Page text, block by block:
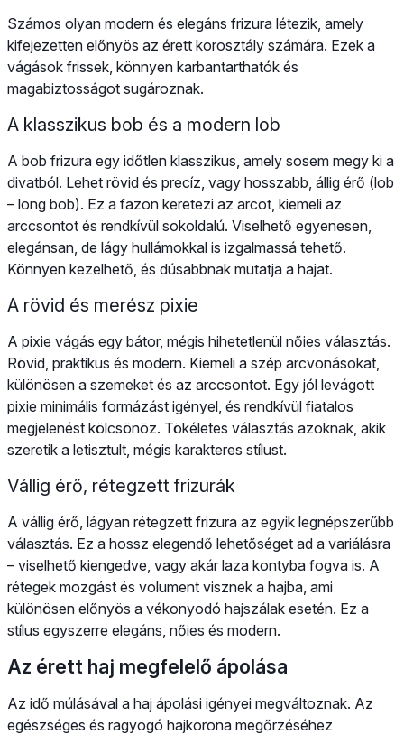
Számos olyan modern és elegáns frizura létezik, amely
kifejezetten előnyös az érett korosztály számára. Ezek a
vágások frissek, könnyen karbantarthatók és
magabiztosságot sugároznak.
A klasszikus bob és a modern lob
A bob frizura egy időtlen klasszikus, amely sosem megy ki a
divatból. Lehet rövid és precíz, vagy hosszabb, állig érő (lob
– long bob). Ez a fazon keretezi az arcot, kiemeli az
arccsontot és rendkívül sokoldalú. Viselhető egyenesen,
elegánsan, de lágy hullámokkal is izgalmassá tehető.
Könnyen kezelhető, és dúsabbnak mutatja a hajat.
A rövid és merész pixie
A pixie vágás egy bátor, mégis hihetetlenül nőies választás.
Rövid, praktikus és modern. Kiemeli a szép arcvonásokat,
különösen a szemeket és az arccsontot. Egy jól levágott
pixie minimális formázást igényel, és rendkívül fiatalos
megjelenést kölcsönöz. Tökéletes választás azoknak, akik
szeretik a letisztult, mégis karakteres stílust.
Vállig érő, rétegzett frizurák
A vállig érő, lágyan rétegzett frizura az egyik legnépszerűbb
választás. Ez a hossz elegendő lehetőséget ad a variálásra
– viselhető kiengedve, vagy akár laza kontyba fogva is. A
rétegek mozgást és volument visznek a hajba, ami
különösen előnyös a vékonyodó hajszálak esetén. Ez a
stílus egyszerre elegáns, nőies és modern.
Az érett haj megfelelő ápolása
Az idő múlásával a haj ápolási igényei megváltoznak. Az
egészséges és ragyogó hajkorona megőrzéséhez